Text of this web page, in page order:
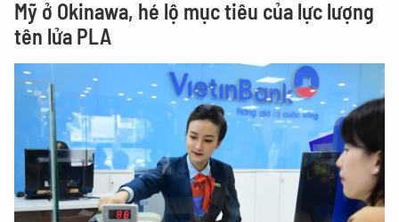
Mỹ ở Okinawa, hé lộ mục tiêu của lực lượng
tên lửa PLA